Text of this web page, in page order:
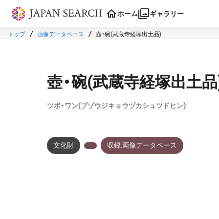
本文に飛ぶ
ホーム ギャラリー
トップ 画像データベース 壺・碗(武蔵寺経塚出土品)
壺・碗(武蔵寺経塚出土
ツボ・ワン(ブゾウジキョウヅカシュツドヒン)
文化財 収録:画像データベース